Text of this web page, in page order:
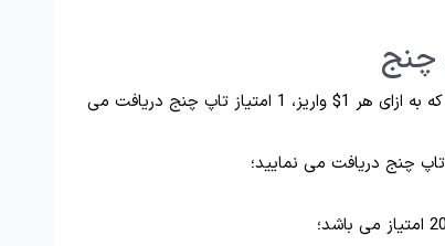
چنج
شرایط دریافت امتیاز در تاپ چنج به این صورت می باشد که به ازای هر 1$ واریز، 1 امتیاز تاپ چنج دریافت می